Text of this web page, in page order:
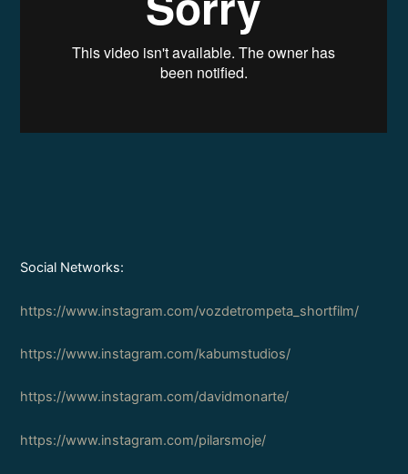
Social Networks:
https://www.instagram.com/vozdetrompeta_shortfilm/
https://www.instagram.com/kabumstudios/
https://www.instagram.com/davidmonarte/
https://www.instagram.com/pilarsmoje/